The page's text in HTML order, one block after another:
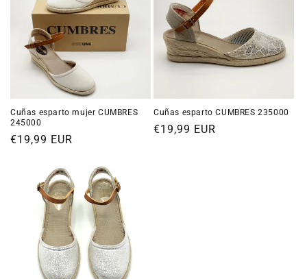
Cuñas esparto mujer CUMBRES
245000
Precio
€19,99 EUR
Cuñas esparto CUMBRES 235000
Precio
€19,99 EUR